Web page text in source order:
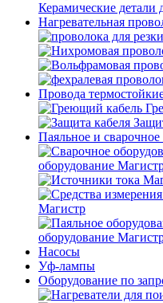
Керамические детали
Нагревательная
Провода
Паяльное и
оборудование
Магистр
оборудование
Насосы
Уф-лампы
Оборудование по